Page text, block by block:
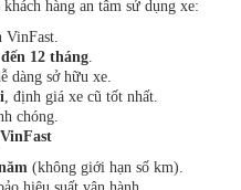
khách hàng an tâm sử dụng xe:
12 tháng
dàng sở hữu xe.
, định giá xe cũ tốt nhất.
chóng.
(không giới hạn số km).